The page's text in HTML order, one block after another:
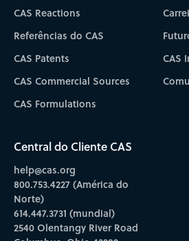
CAS Reactions
Referências do CAS
CAS Patents
CAS Commercial Sources
CAS Formulations
CAS
Central do Cliente CAS
help@cas.org
800.753.4227 (América do
Norte)
614.447.3731 (mundial)
2540 Olentangy River Road